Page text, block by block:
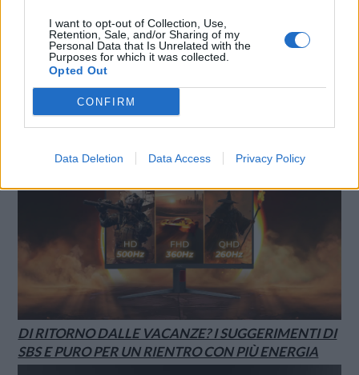
I want to opt-out of Collection, Use,
Retention, Sale, and/or Sharing of my
Personal Data that Is Unrelated with the
Purposes for which it was collected.
Opted Out
CONFIRM
Data Deletion Data Access Privacy Policy
SMARTPHONE E NON SOLO: TECNOGAZZETTA
AGON BY AOC PRESENTA IL NUOVO MONITOR
CON 3 REFRESH RATE: ECCO IL GAMING
DI RITORNO DALLE VACANZE? I SUGGERIMENTI DI
SBS E PURO PER UN RIENTRO CON PIÙ ENERGIA